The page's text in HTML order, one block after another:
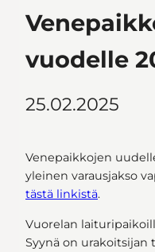
vuodelle
25.02.2025
Venepaikkojen
yleinen varausjakso
tästä linkistä.
Vuorelan
Syynä on urakoitsijan